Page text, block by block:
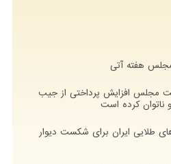
هفته آتی
مجلس افزایش پرداختی از جیب
ناتوان کرده است
طلایی ایران برای شکست دیوار